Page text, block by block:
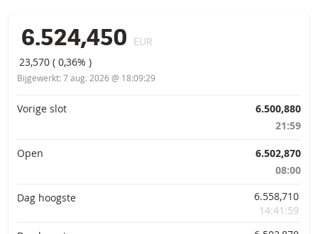
6.524,450 EUR
23,570 (0,36% )
Bijgewerkt: 7 aug. 2026 @ 18:09:29
Primaire informatie
Vorige slot
6.500,880
21:59
Open
6.502,870
08:00
Dag hoogste
6.558,710
14:41:59